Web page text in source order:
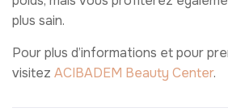
plus sain.
Pour plus d’informations et pour
visitez ACIBADEM Beauty Center.